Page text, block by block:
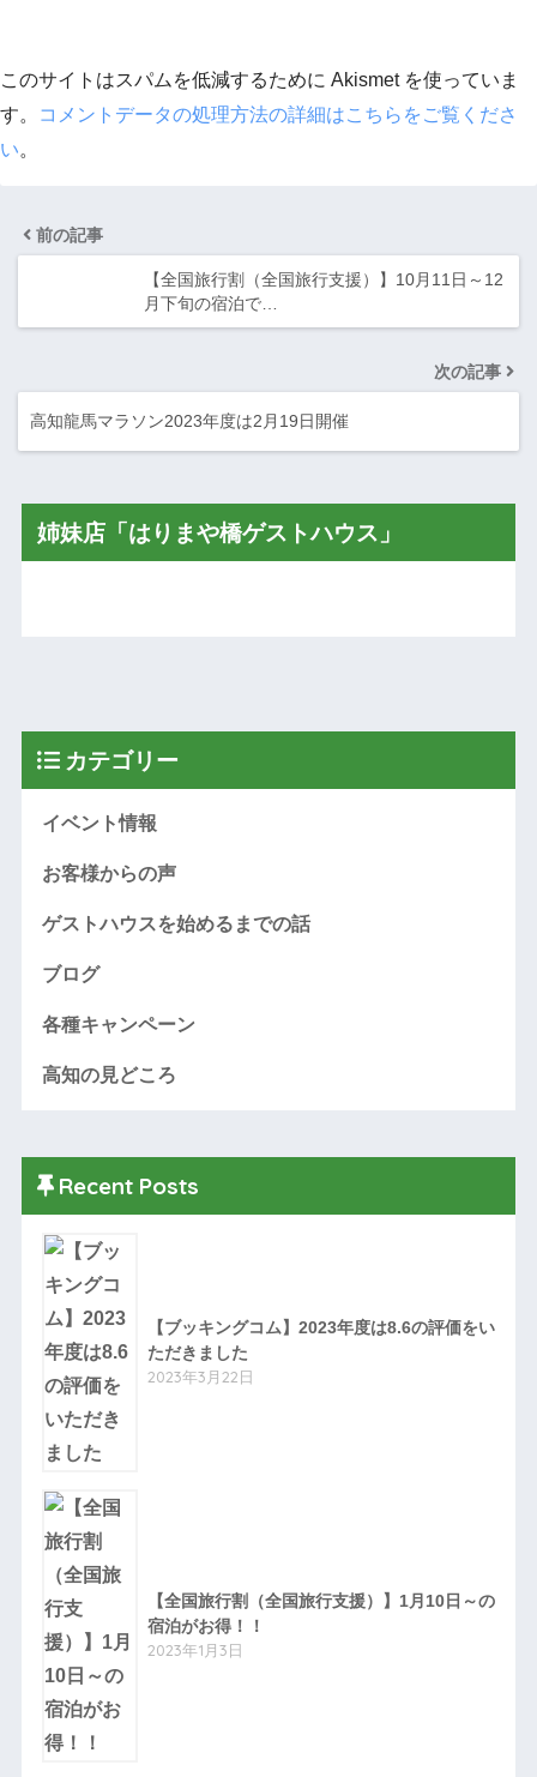
このサイトはスパムを低減するために Akismet を使っていま
す。
コメントデータの処理方法の詳細はこちらをご覧くださ
い。
前の記事
【全国旅行割（全国旅行支援）】10月11日～12
月下旬の宿泊で…
次の記事
高知龍馬マラソン2023年度は2月19日開催
姉妹店「はりまや橋ゲストハウス」
カテゴリー
イベント情報
お客様からの声
ゲストハウスを始めるまでの話
ブログ
各種キャンペーン
高知の見どころ
Recent Posts
【ブッキングコム】2023年度は8.6の評価をい
ただきました
2023年3月22日
【全国旅行割（全国旅行支援）】1月10日～の
宿泊がお得！！
2023年1月3日